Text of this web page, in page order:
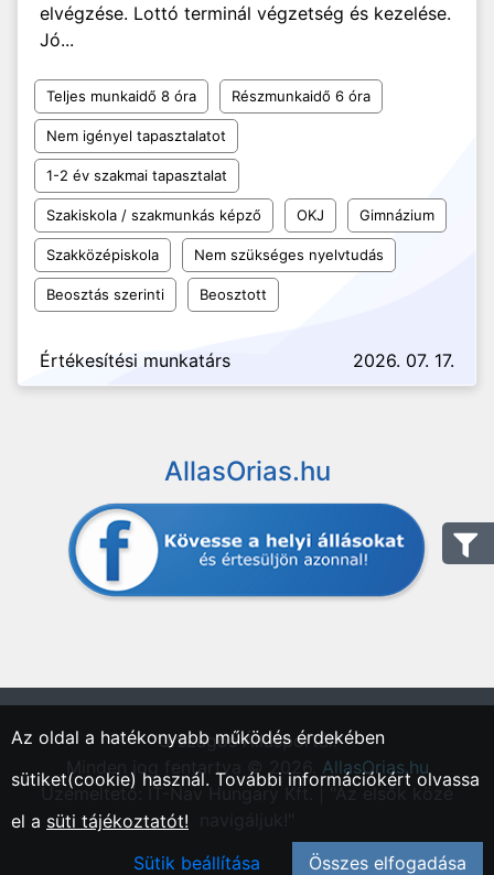
elvégzése. Lottó terminál végzetség és kezelése.
Jó...
Teljes munkaidő 8 óra Részmunkaidő 6 óra
Nem igényel tapasztalatot
1-2 év szakmai tapasztalat
Szakiskola / szakmunkás képző OKJ Gimnázium
Szakközépiskola Nem szükséges nyelvtudás
Beosztás szerinti Beosztott
Értékesítési munkatárs 2026. 07. 17.
AllasOrias.hu
"Országos Állásportál."
Minden jog fentartva © 2026. AllasOrias.hu
Üzemeltető: IT-Nav Hungary Kft. | "Az elsők közé
Az oldal a hatékonyabb működés érdekében
sütiket(cookie) használ. További információkért olvassa
el a süti tájékoztatót!
Sütik beállítása
Összes elfogadása